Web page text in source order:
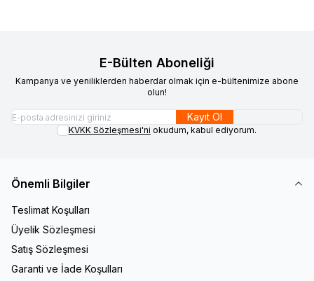
E-Bülten Aboneliği
Kampanya ve yeniliklerden haberdar olmak için e-bültenimize abone
olun!
Kayıt Ol
KVKK Sözleşmesi'ni okudum, kabul ediyorum.
Önemli Bilgiler
Teslimat Koşulları
Üyelik Sözleşmesi
Satış Sözleşmesi
Garanti ve İade Koşulları